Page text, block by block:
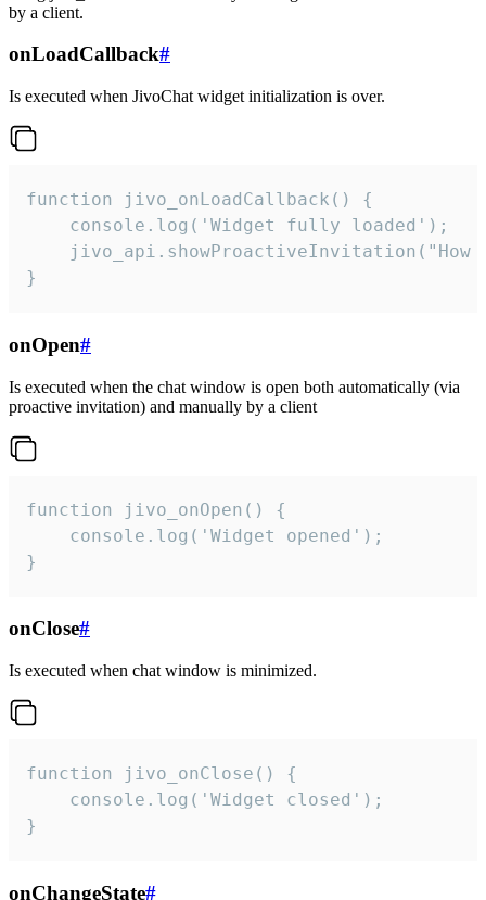
by a client.
onLoadCallback#
Is executed when JivoChat widget initialization is over.
function jivo_onLoadCallback() {
    console.log('Widget fully loaded');
jivo_api.showProactiveInvitation("How
}
onOpen#
Is executed when the chat window is open both automatically (via
proactive invitation) and manually by a client
function jivo_onOpen() {
    console.log('Widget opened');
}
onClose#
Is executed when chat window is minimized.
function jivo_onClose() {
    console.log('Widget closed');
}
onChangeState#